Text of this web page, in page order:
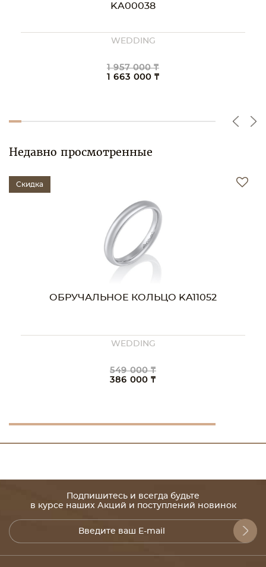
KA00038
WEDDING
1 957 000 ₸
1 663 000 ₸
Недавно просмотренные
Скидка
ОБРУЧАЛЬНОЕ КОЛЬЦО KA11052
WEDDING
549 000 ₸
386 000 ₸
Подпишитесь и всегда будьте
в курсе наших Акций и поступлений новинок